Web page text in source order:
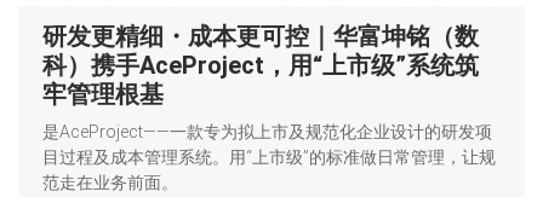
研发更精细・成本更可控｜华富坤铭（数
科）携手AceProject，用“上市级”系统筑
牢管理根基
是AceProject——一款专为拟上市及规范化企业设计的研发项
目过程及成本管理系统。用“上市级”的标准做日常管理，让规
范走在业务前面。